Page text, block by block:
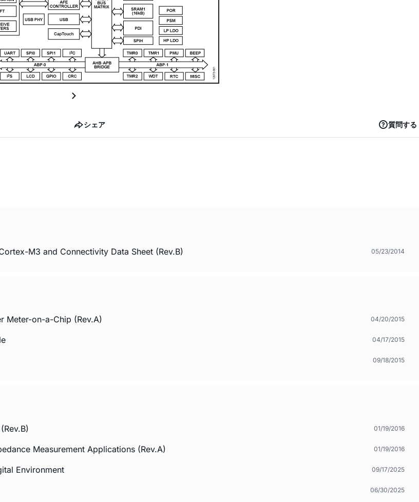
シェア 質問する
M3 and Connectivity Data Sheet (Rev.B) 05/23/2014
Meter-on-a-Chip (Rev.A) 04/20/2015
04/17/2015
09/18/2015
01/19/2016
Measurement Applications (Rev.A) 01/19/2016
Environment 09/17/2025
06/30/2025